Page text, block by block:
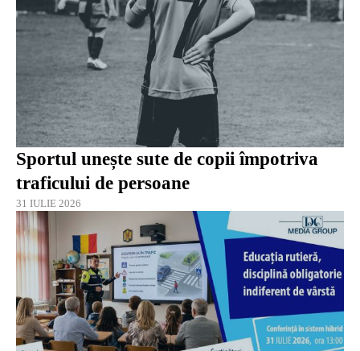
Sportul unește sute de copii împotriva
traficului de persoane
31 IULIE 2026